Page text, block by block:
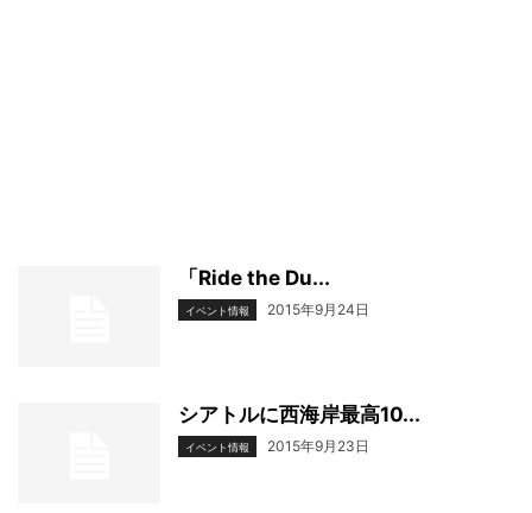
「Ride the Du...
イベント情報 2015年9月24日
シアトルに西海岸最高10...
イベント情報 2015年9月23日